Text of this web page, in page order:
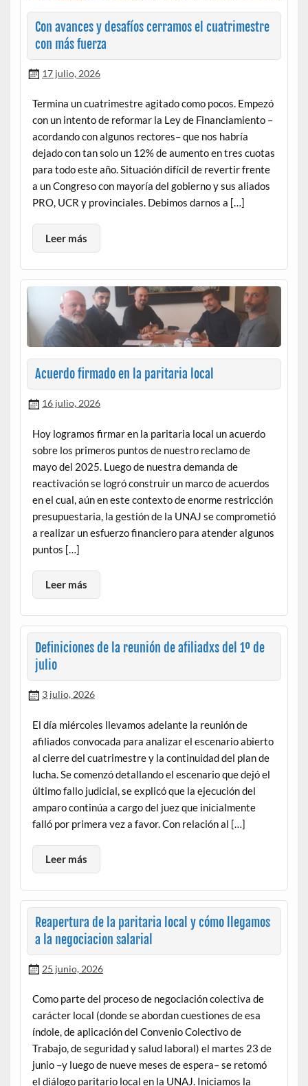
Con avances y desafíos cerramos el cuatrimestre
con más fuerza
17 julio, 2026
Termina un cuatrimestre agitado como pocos. Empezó
con un intento de reformar la Ley de Financiamiento –
acordando con algunos rectores– que nos habría
dejado con tan solo un 12% de aumento en tres cuotas
para todo este año. Situación difícil de revertir frente
a un Congreso con mayoría del gobierno y sus aliados
PRO, UCR y provinciales. Debimos darnos a […]
Leer más
Acuerdo firmado en la paritaria local
16 julio, 2026
Hoy logramos firmar en la paritaria local un acuerdo
sobre los primeros puntos de nuestro reclamo de
mayo del 2025. Luego de nuestra demanda de
reactivación se logró construir un marco de acuerdos
en el cual, aún en este contexto de enorme restricción
presupuestaria, la gestión de la UNAJ se comprometió
a realizar un esfuerzo financiero para atender algunos
puntos […]
Leer más
Definiciones de la reunión de afiliadxs del 1º de
julio
3 julio, 2026
El día miércoles llevamos adelante la reunión de
afiliados convocada para analizar el escenario abierto
al cierre del cuatrimestre y la continuidad del plan de
lucha. Se comenzó detallando el escenario que dejó el
último fallo judicial, se explicó que la ejecución del
amparo continúa a cargo del juez que inicialmente
falló por primera vez a favor. Con relación al […]
Leer más
Reapertura de la paritaria local y cómo llegamos
a la negociacion salarial
25 junio, 2026
Como parte del proceso de negociación colectiva de
carácter local (donde se abordan cuestiones de esa
índole, de aplicación del Convenio Colectivo de
Trabajo, de seguridad y salud laboral) el martes 23 de
junio –y luego de nueve meses de espera– se retomó
el diálogo paritario local en la UNAJ. Iniciamos la